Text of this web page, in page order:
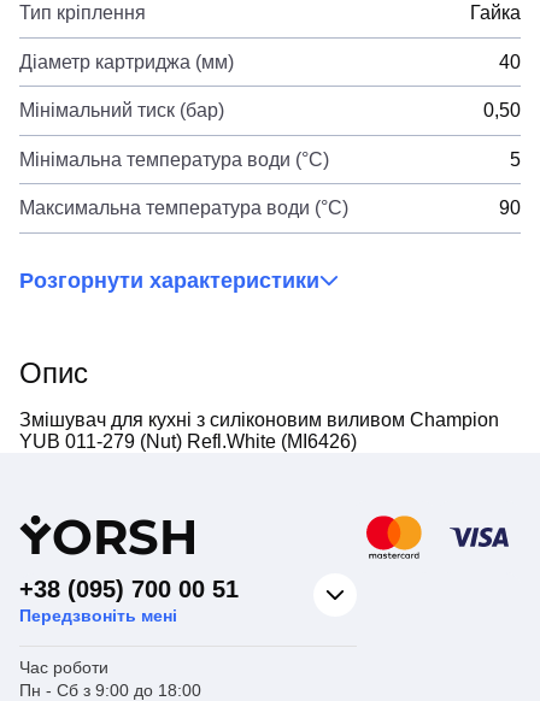
Тип кріплення Гайка
Діаметр картриджа (мм) 40
Мінімальний тиск (бар) 0,50
Мінімальна температура води (°C) 5
Максимальна температура води (°C) 90
Розгорнути характеристики
Опис
Змішувач для кухні з силіконовим виливом Champion
YUB 011-279 (Nut) Refl.White (MI6426)
YORSH
+38 (095) 700 00 51
Передзвоніть мені
Час роботи
Пн - Сб з 9:00 до 18:00